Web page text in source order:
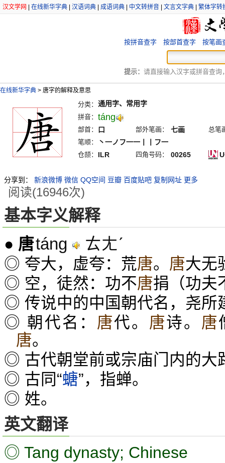
汉文学网 在线新华字典 汉语词典 成语词典 中文转拼音 文言文字典 繁体字转
按拼音查字 按部首查字 按笔画
提示： 请直接输入汉字或拼音查询
在线新华字典 > 唐字的解释及意思
分类： 通用字、常用字
拼音： táng
部首： 口 部外笔画： 七画
总笔
笔顺：
丶一ノフ一一丨丨フ一
仓颉： ILR 四角号码： 00265
分享到： 新浪微博 微信 QQ空间 豆瓣 百度贴吧 复制网址 更多
阅读(16946次)
基本字义解释
● 唐táng ㄊㄤˊ
◎ 夸大，虚夸：荒唐。 唐大无
◎ 空，徒然：功不唐捐（功夫
◎ 传说中的中国朝代名，尧所
◎ 朝代名： 唐代。 唐诗。 唐
唐。
◎ 古代朝堂前或宗庙门内的大
◎ 古同“螗”，指蝉。
◎ 姓。
英文翻译
◎ Tang dynasty; Chinese